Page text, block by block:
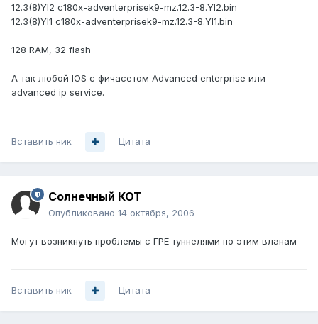
12.3(8)YI2 c180x-adventerprisek9-mz.12.3-8.YI2.bin
12.3(8)YI1 c180x-adventerprisek9-mz.12.3-8.YI1.bin
128 RAM, 32 flash
А так любой IOS с фичасетом Advanced enterprise или
advanced ip service.
Вставить ник Цитата
Солнечный КОТ
Опубликовано 14 октября, 2006
Могут возникнуть проблемы с ГРЕ туннелями по этим вланам
Вставить ник Цитата